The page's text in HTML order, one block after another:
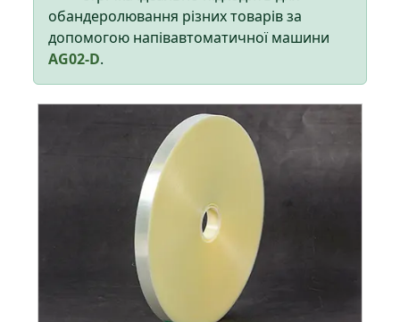
обандеролювання різних товарів за
допомогою напівавтоматичної машини
AG02-D.